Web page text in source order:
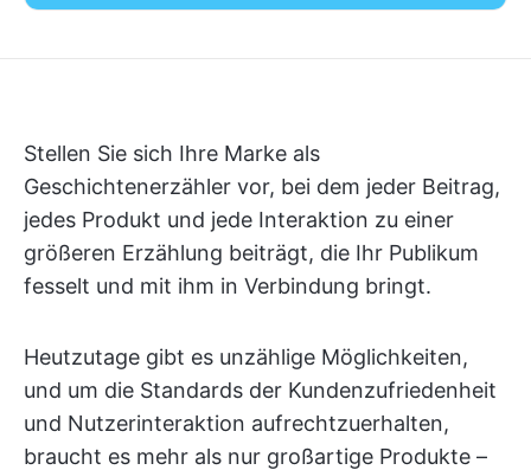
Stellen Sie sich Ihre Marke als
Geschichtenerzähler vor, bei dem jeder Beitrag,
jedes Produkt und jede Interaktion zu einer
größeren Erzählung beiträgt, die Ihr Publikum
fesselt und mit ihm in Verbindung bringt.
Heutzutage gibt es unzählige Möglichkeiten,
und um die Standards der Kundenzufriedenheit
und Nutzerinteraktion aufrechtzuerhalten,
braucht es mehr als nur großartige Produkte –